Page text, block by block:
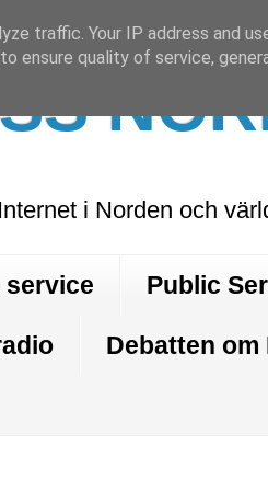
i Norden och
service Public
Debatten om
traffic. Your IP address and
ensure quality of service,